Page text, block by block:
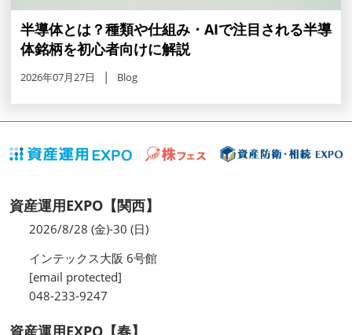
半導体とは？種類や仕組み・AIで注目される半導
体銘柄を初心者向けに解説
2026年07月27日 Blog
資産運用EXPO【関西】
2026/8/28 (金)-30 (日)
インテックス大阪 6号館
[email protected]
048-233-9247